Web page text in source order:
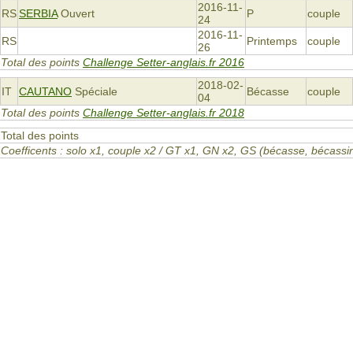
RSSERBIAOuvert
2016-11-
24
P couple
RS
2016-11-
26
Printemps
couple
Total des points Challenge Setter-anglais.fr 2016
IT CAUTANO Spéciale
2018-02-
04
Bécasse
couple
Total des points Challenge Setter-anglais.fr 2018
Total des points
Coefficents : solo x1, couple x2 / GT x1, GN x2, GS (bécasse,